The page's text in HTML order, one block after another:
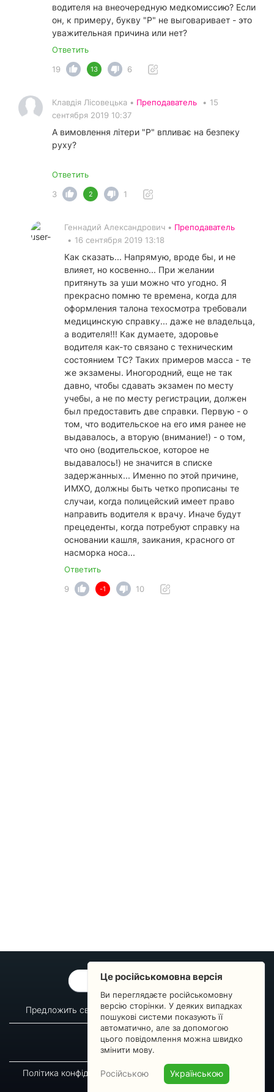
водителя на внеочередную медкомиссию? Если
он, к примеру, букву "Р" не выговаривает - это
уважительная причина или нет?
Ответить
19
13 6
Клавдія Лісовецька • Преподаватель • 15
сентября 2019 10:37
А вимовлення літери "Р" впливає на безпеку
руху?
Ответить
3
2 1
Геннадий Александрович • Преподаватель
• 16 сентября 2019 13:18
Как сказать... Напрямую, вроде бы, и не
влияет, но косвенно... При желании
притянуть за уши можно что угодно. Я
прекрасно помню те времена, когда для
оформления талона техосмотра требовали
медицинскую справку... даже не владельца,
а водителя!!! Как думаете, здоровье
водителя как-то связано с техническим
состоянием ТС? Таких примеров масса - те
же экзамены. Иногородний, еще не так
давно, чтобы сдавать экзамен по месту
учебы, а не по месту регистрации, должен
был предоставить две справки. Первую - о
том, что водительское на его имя ранее не
выдавалось, а вторую (внимание!) - о том,
что оно (водительское, которое не
выдавалось!) не значится в списке
задержанных... Именно по этой причине,
ИМХО, должны быть четко прописаны те
случаи, когда полицейский имеет право
направить водителя к врачу. Иначе будут
прецеденты, когда потребуют справку на
основании кашля, заикания, красного от
насморка носа...
Ответить
9
-1 10
ОБРАТНАЯ СВЯЗЬ
Предложить свой вопрос Статистика изменений
О сервисе
Преподавателям
Новости
Пульс страны
Політика конфіденційності Угода підписника
Це російськомовна версія
Ви переглядаєте російськомовну
версію сторінки. У деяких випадках
пошукові системи показують її
автоматично, але за допомогою
цього повідомлення можна швидко
змінити мову.
Російською Українською